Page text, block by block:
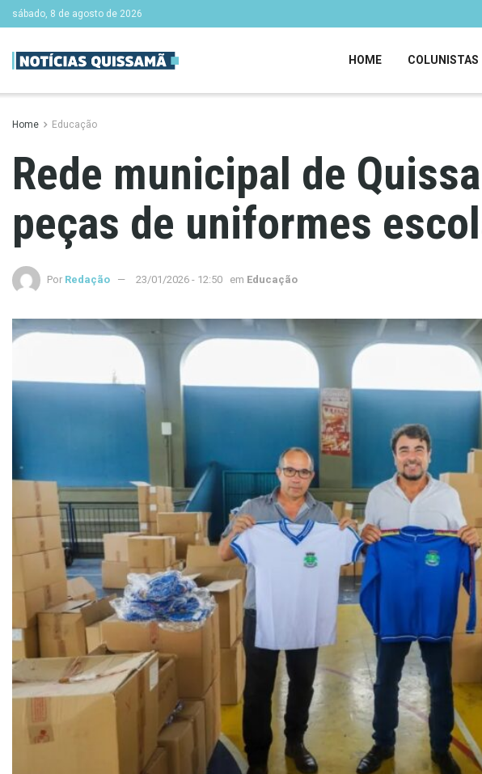
sábado, 8 de agosto de 2026
HOME COLUNISTAS
Home Educação
Rede municipal de
peças de uniformes
Por Redação 23/01/2026 - 12:50 em Educação